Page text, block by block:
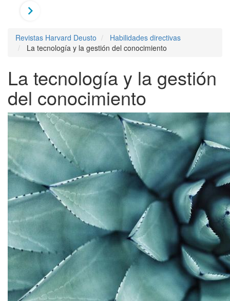
Revistas Harvard Deusto
Habilidades directivas
La tecnología y la gestión del conocimiento
La tecnología y la gestión
del conocimiento